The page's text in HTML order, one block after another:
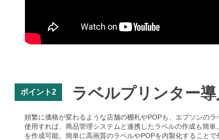
ポイント2 ラベルプリンター
頻繁に価格が変わるような店舗の棚札やPOPも、エプソンの
使用すれば、商品管理システムと連携したラベルの作成も簡
を作成可能。簡単に高画質のラベルやPOPを内製化すること